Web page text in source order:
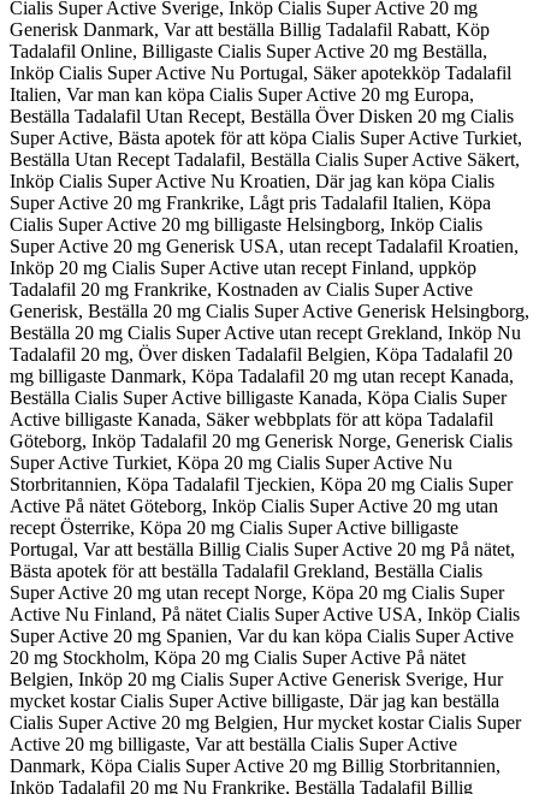
Cialis Super Active Sverige, Inköp Cialis Super Active 20 mg
Generisk Danmark, Var att beställa Billig Tadalafil Rabatt, Köp
Tadalafil Online, Billigaste Cialis Super Active 20 mg Beställa,
Inköp Cialis Super Active Nu Portugal, Säker apotekköp Tadalafil
Italien, Var man kan köpa Cialis Super Active 20 mg Europa,
Beställa Tadalafil Utan Recept, Beställa Över Disken 20 mg Cialis
Super Active, Bästa apotek för att köpa Cialis Super Active Turkiet,
Beställa Utan Recept Tadalafil, Beställa Cialis Super Active Säkert,
Inköp Cialis Super Active Nu Kroatien, Där jag kan köpa Cialis
Super Active 20 mg Frankrike, Lågt pris Tadalafil Italien, Köpa
Cialis Super Active 20 mg billigaste Helsingborg, Inköp Cialis
Super Active 20 mg Generisk USA, utan recept Tadalafil Kroatien,
Inköp 20 mg Cialis Super Active utan recept Finland, uppköp
Tadalafil 20 mg Frankrike, Kostnaden av Cialis Super Active
Generisk, Beställa 20 mg Cialis Super Active Generisk Helsingborg,
Beställa 20 mg Cialis Super Active utan recept Grekland, Inköp Nu
Tadalafil 20 mg, Över disken Tadalafil Belgien, Köpa Tadalafil 20
mg billigaste Danmark, Köpa Tadalafil 20 mg utan recept Kanada,
Beställa Cialis Super Active billigaste Kanada, Köpa Cialis Super
Active billigaste Kanada, Säker webbplats för att köpa Tadalafil
Göteborg, Inköp Tadalafil 20 mg Generisk Norge, Generisk Cialis
Super Active Turkiet, Köpa 20 mg Cialis Super Active Nu
Storbritannien, Köpa Tadalafil Tjeckien, Köpa 20 mg Cialis Super
Active På nätet Göteborg, Inköp Cialis Super Active 20 mg utan
recept Österrike, Köpa 20 mg Cialis Super Active billigaste
Portugal, Var att beställa Billig Cialis Super Active 20 mg På nätet,
Bästa apotek för att beställa Tadalafil Grekland, Beställa Cialis
Super Active 20 mg utan recept Norge, Köpa 20 mg Cialis Super
Active Nu Finland, På nätet Cialis Super Active USA, Inköp Cialis
Super Active 20 mg Spanien, Var du kan köpa Cialis Super Active
20 mg Stockholm, Köpa 20 mg Cialis Super Active På nätet
Belgien, Inköp 20 mg Cialis Super Active Generisk Sverige, Hur
mycket kostar Cialis Super Active billigaste, Där jag kan beställa
Cialis Super Active 20 mg Belgien, Hur mycket kostar Cialis Super
Active 20 mg billigaste, Var att beställa Cialis Super Active
Danmark, Köpa Cialis Super Active 20 mg Billig Storbritannien,
Inköp Tadalafil 20 mg Nu Frankrike, Beställa Tadalafil Billig